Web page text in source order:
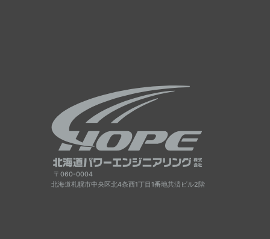
〒060-0004
北海道札幌市中央区北4条西1丁目1番地共済ビル2階